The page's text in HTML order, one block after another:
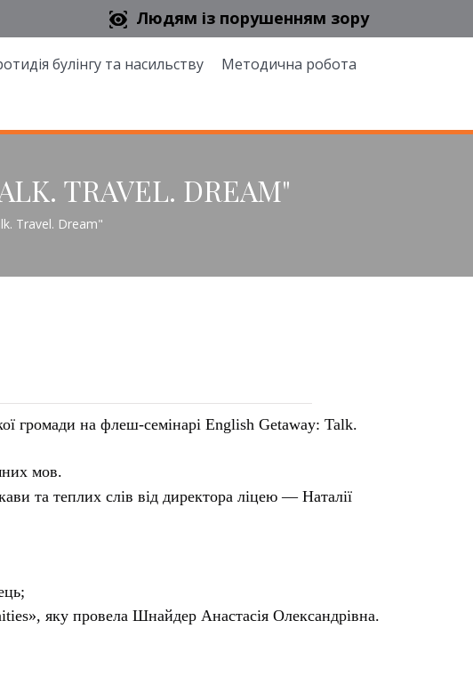
Людям із порушенням зору
булінгу та насильству
Методична робота
TRAVEL. DREAM"
Travel. Dream"
громади на флеш-семінарі English Getaway: Talk.
мов.
та теплих слів від директора ліцею — Наталії
яку провела Шнайдер Анастасія Олександрівна.